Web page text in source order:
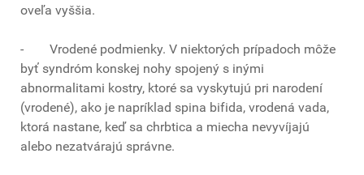
oveľa vyššia.
- Vrodené podmienky. V niektorých prípadoch môže
byť syndróm konskej nohy spojený s inými
abnormalitami kostry, ktoré sa vyskytujú pri narodení
(vrodené), ako je napríklad spina bifida, vrodená vada,
ktorá nastane, keď sa chrbtica a miecha nevyvíjajú
alebo nezatvárajú správne.